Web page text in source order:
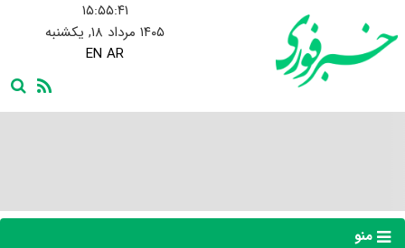
۱۵:۵۵:۴۲
۱۴۰۵ مرداد ۱۸, یکشنبه
EN AR
منو